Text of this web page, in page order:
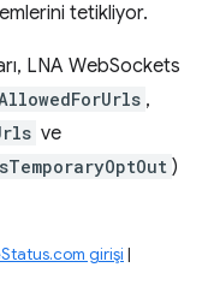
tetikliyor.
LNA WebSockets
,
ve
)
girişi |